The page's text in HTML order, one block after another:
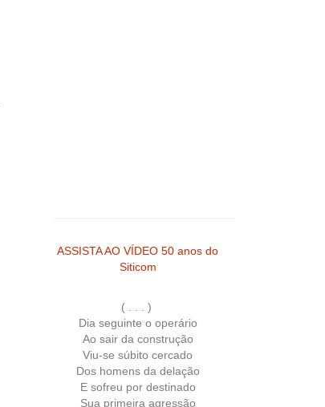
ASSISTA AO VÍDEO 50 anos do
Siticom
( . . . )
Dia seguinte o operário
Ao sair da construção
Viu-se súbito cercado
Dos homens da delação
E sofreu por destinado
Sua primeira agressão